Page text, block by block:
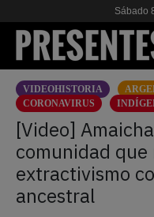
Sábado
ACTUALIDAD
INVESTIGACIONES
VIH & SIDA
ESCUELA
VIDEOHISTORIA
CORONAVIRUS
[Video]
comunidad que
extractivismo
ancestral